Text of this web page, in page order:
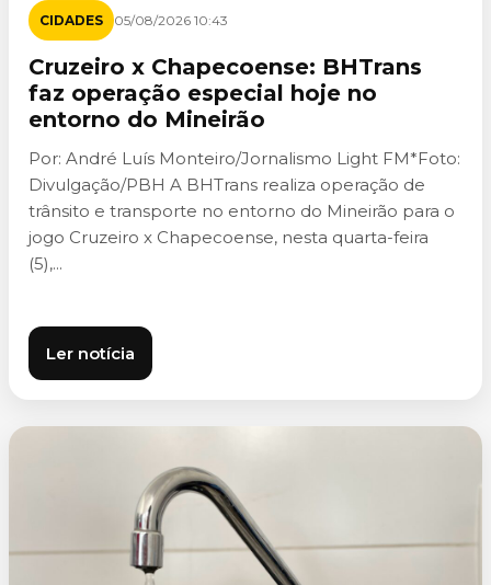
CIDADES 05/08/2026 10:43
Cruzeiro x Chapecoense: BHTrans
faz operação especial hoje no
entorno do Mineirão
Por: André Luís Monteiro/Jornalismo Light FM*Foto:
Divulgação/PBH A BHTrans realiza operação de
trânsito e transporte no entorno do Mineirão para o
jogo Cruzeiro x Chapecoense, nesta quarta-feira
(5),...
Ler notícia